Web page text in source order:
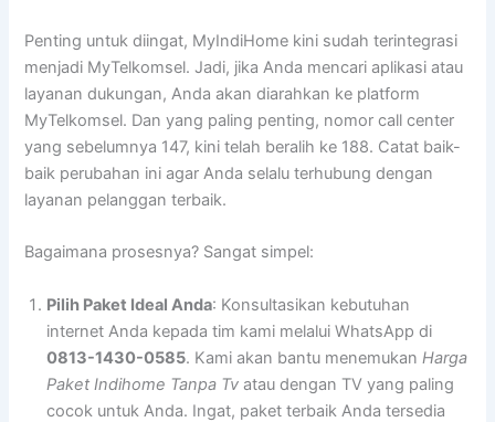
Penting untuk diingat, MyIndiHome kini sudah terintegrasi
menjadi MyTelkomsel. Jadi, jika Anda mencari aplikasi atau
layanan dukungan, Anda akan diarahkan ke platform
MyTelkomsel. Dan yang paling penting, nomor call center
yang sebelumnya 147, kini telah beralih ke 188. Catat baik-
baik perubahan ini agar Anda selalu terhubung dengan
layanan pelanggan terbaik.
Bagaimana prosesnya? Sangat simpel:
Pilih Paket Ideal Anda: Konsultasikan kebutuhan
internet Anda kepada tim kami melalui WhatsApp di
0813-1430-0585. Kami akan bantu menemukanHarga
Paket Indihome Tanpa Tv atau dengan TV yang paling
cocok untuk Anda. Ingat, paket terbaik Anda tersedia